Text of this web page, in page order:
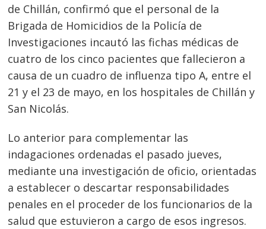
de Chillán, confirmó que el personal de la
Brigada de Homicidios de la Policía de
Investigaciones incautó las fichas médicas de
cuatro de los cinco pacientes que fallecieron a
causa de un cuadro de influenza tipo A, entre el
21 y el 23 de mayo, en los hospitales de Chillán y
San Nicolás.
Lo anterior para complementar las
indagaciones ordenadas el pasado jueves,
mediante una investigación de oficio, orientadas
a establecer o descartar responsabilidades
penales en el proceder de los funcionarios de la
salud que estuvieron a cargo de esos ingresos.